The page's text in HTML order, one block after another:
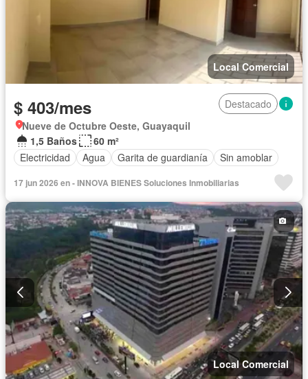
Local Comercial
$ 403/mes
Destacado
Nueve de Octubre Oeste, Guayaquil
1,5 Baños
60 m²
Electricidad
Agua Garita de guardianía Sin amoblar
17 jun 2026 en - INNOVA BIENES Soluciones Inmobiliarias
Local Comercial